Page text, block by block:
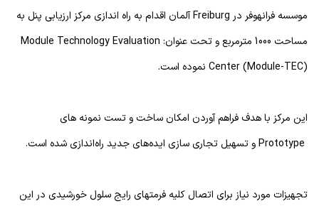
موسسه فرانهوفر در Freiburg آلمان اقدام به راه اندازی مرکز ارزیابی پنل به
مساحت 1000 مترمربع و تحت عنوان: Module Technology Evaluation
Center (Module-TEC) نموده است.
این مرکز با هدف فراهم آوردن امکان ساخت و تست نمونه های
Prototype ‎ و تسهیل تجاری سازی ایده‌های جدید راه‌اندازی شده است.
تجهیزات مورد نیاز برای اتصال کلیه فرمتهای رایج سلول خورشیدی در این